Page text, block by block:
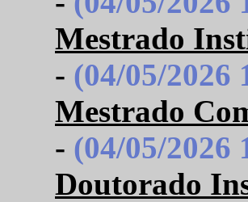
Mestrado
- (04/05/2026
Mestrado
- (04/05/2026
Doutorado